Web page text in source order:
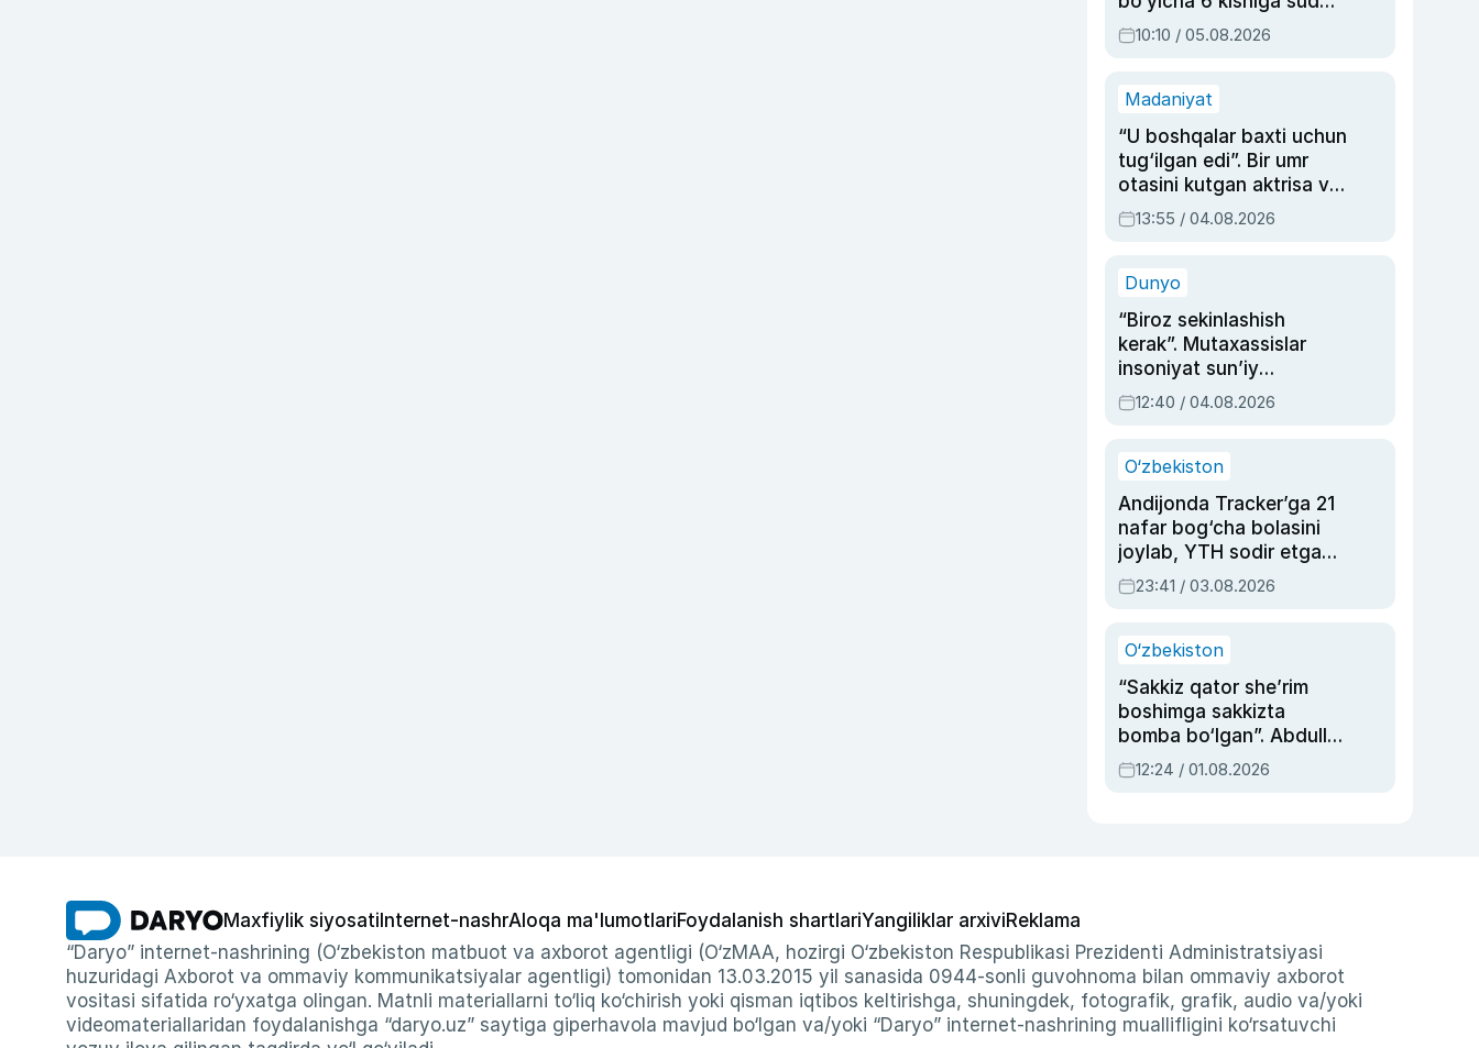
hukmi o‘qildi
10:10 / 05.08.2026
Madaniyat
“U boshqalar baxti uchun
tug‘ilgan edi”. Bir umr
otasini kutgan aktrisa va
dublyaj ustasi Rimma
Ahmedovaning
13:55 / 04.08.2026
Dunyo
“Biroz sekinlashish
kerak”. Mutaxassislar
insoniyat sun’iy
intellektni boshqara
olmay qolishidan xavotir
12:40 / 04.08.2026
O‘zbekiston
Andijonda Tracker’ga 21
nafar bog‘cha bolasini
joylab, YTH sodir etgan
ayolga sud hukmi o‘qildi
23:41 / 03.08.2026
O‘zbekiston
“Sakkiz qator she’rim
boshimga sakkizta
bomba bo‘lgan”. Abdulla
Oripovni siyosiy
ayblovlardan asrab
12:24 / 01.08.2026
Maxfiylik siyosati Internet-nashrAloqa ma'lumotlariFoydalanish shartlariYangiliklar arxiviReklama
“Daryo” internet-nashrining (O‘zbekiston matbuot va axborot agentligi (O‘zMAA, hozirgi O‘zbekiston Respublikasi Prezidenti Administratsiyasi
huzuridagi Axborot va ommaviy kommunikatsiyalar agentligi) tomonidan 13.03.2015 yil sanasida 0944-sonli guvohnoma bilan ommaviy axborot
vositasi sifatida ro‘yxatga olingan. Matnli materiallarni to‘liq ko‘chirish yoki qisman iqtibos keltirishga, shuningdek, fotografik, grafik, audio va/yoki
videomateriallaridan foydalanishga “daryo.uz” saytiga giperhavola mavjud bo‘lgan va/yoki “Daryo” internet-nashrining muallifligini ko‘rsatuvchi